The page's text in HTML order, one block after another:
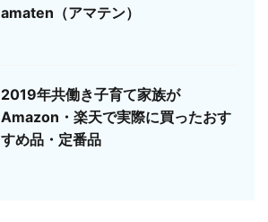
amaten（アマテン）
2019年共働き子育て家族が
Amazon・楽天で実際に買ったおす
すめ品・定番品